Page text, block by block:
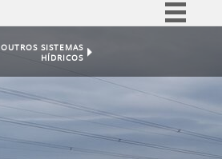
Acesso à informação
Legislação
OUTROS SISTEMAS
HÍDRICOS